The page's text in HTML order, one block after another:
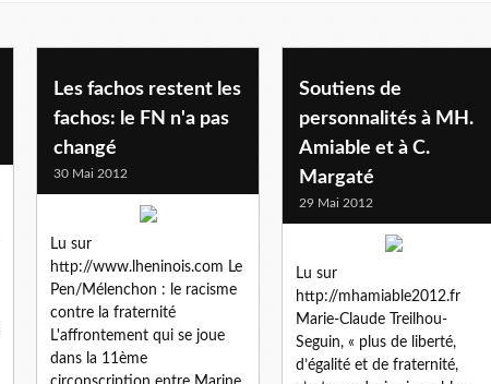
Les fachos restent les
fachos: le FN n'a pas
changé
30 Mai 2012
Lu sur
http://www.lheninois.com Le
Pen/Mélenchon : le racisme
contre la fraternité
L'affrontement qui se joue
dans la 11ème
Soutiens de
personnalités à MH.
Amiable et à C.
Margaté
29 Mai 2012
Lu sur
http://mhamiable2012.fr
Marie-Claude Treilhou-
Seguin, « plus de liberté,
d’égalité et de fraternité,